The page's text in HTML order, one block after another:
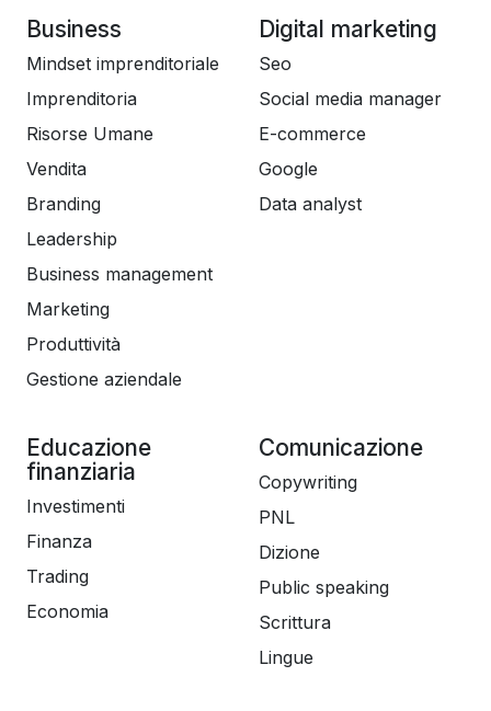
E molto, molto altro.
Sei pronto ad usare Adobe Photoshop CC, per
modificare le tue immagini come un vero
professionista?
Seguimi allora: iniziamo!
Ah dimenticavo! Finalmente puoi avere la conferma
che a scuola si sbagliavano di grosso.
Qui, più copi più impari!
Cominciamo!
Business
Mindset imprenditoriale
Imprenditoria
Risorse Umane
Vendita
Branding
Leadership
Business management
Marketing
Produttività
Gestione aziendale
Digital marketing
Seo
Social media manager
E-commerce
Google
Data analyst
Educazione
finanziaria
Investimenti
Finanza
Trading
Economia
Comunicazione
Copywriting
PNL
Dizione
Public speaking
Scrittura
Lingue